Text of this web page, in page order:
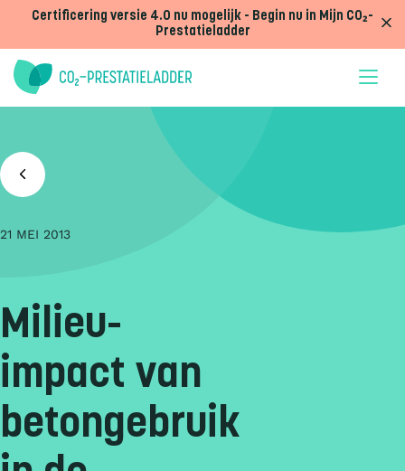
Certificering versie 4.0 nu mogelijk - Begin nu in Mijn CO₂-
Prestatieladder
21 MEI 2013
Milieu-
impact van
betongebruik